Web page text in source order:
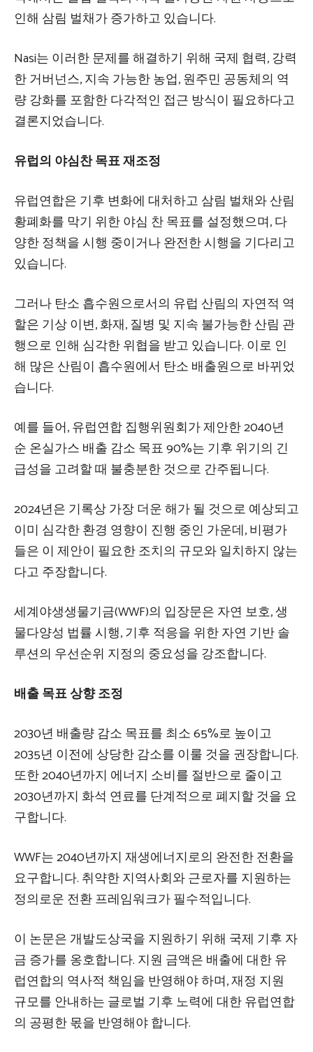
인해 삼림 벌채가 증가하고 있습니다.
Nasi는 이러한 문제를 해결하기 위해 국제 협력, 강력
한 거버넌스, 지속 가능한 농업, 원주민 공동체의 역
량 강화를 포함한 다각적인 접근 방식이 필요하다고
결론지었습니다.
유럽의 야심찬 목표 재조정
유럽연합은 기후 변화에 대처하고 삼림 벌채와 산림
황폐화를 막기 위한 야심 찬 목표를 설정했으며, 다
양한 정책을 시행 중이거나 완전한 시행을 기다리고
있습니다.
그러나 탄소 흡수원으로서의 유럽 산림의 자연적 역
할은 기상 이변, 화재, 질병 및 지속 불가능한 산림 관
행으로 인해 심각한 위협을 받고 있습니다. 이로 인
해 많은 산림이 흡수원에서 탄소 배출원으로 바뀌었
습니다.
예를 들어, 유럽연합 집행위원회가 제안한 2040년
순 온실가스 배출 감소 목표 90%는 기후 위기의 긴
급성을 고려할 때 불충분한 것으로 간주됩니다.
2024년은 기록상 가장 더운 해가 될 것으로 예상되고
이미 심각한 환경 영향이 진행 중인 가운데, 비평가
들은 이 제안이 필요한 조치의 규모와 일치하지 않는
다고 주장합니다.
세계야생생물기금(WWF)의 입장문은 자연 보호, 생
물다양성 법률 시행, 기후 적응을 위한 자연 기반 솔
루션의 우선순위 지정의 중요성을 강조합니다.
배출 목표 상향 조정
2030년 배출량 감소 목표를 최소 65%로 높이고
2035년 이전에 상당한 감소를 이룰 것을 권장합니다.
또한 2040년까지 에너지 소비를 절반으로 줄이고
2030년까지 화석 연료를 단계적으로 폐지할 것을 요
구합니다.
WWF는 2040년까지 재생에너지로의 완전한 전환을
요구합니다. 취약한 지역사회와 근로자를 지원하는
정의로운 전환 프레임워크가 필수적입니다.
이 논문은 개발도상국을 지원하기 위해 국제 기후 자
금 증가를 옹호합니다. 지원 금액은 배출에 대한 유
럽연합의 역사적 책임을 반영해야 하며, 재정 지원
규모를 안내하는 글로벌 기후 노력에 대한 유럽연합
의 공평한 몫을 반영해야 합니다.